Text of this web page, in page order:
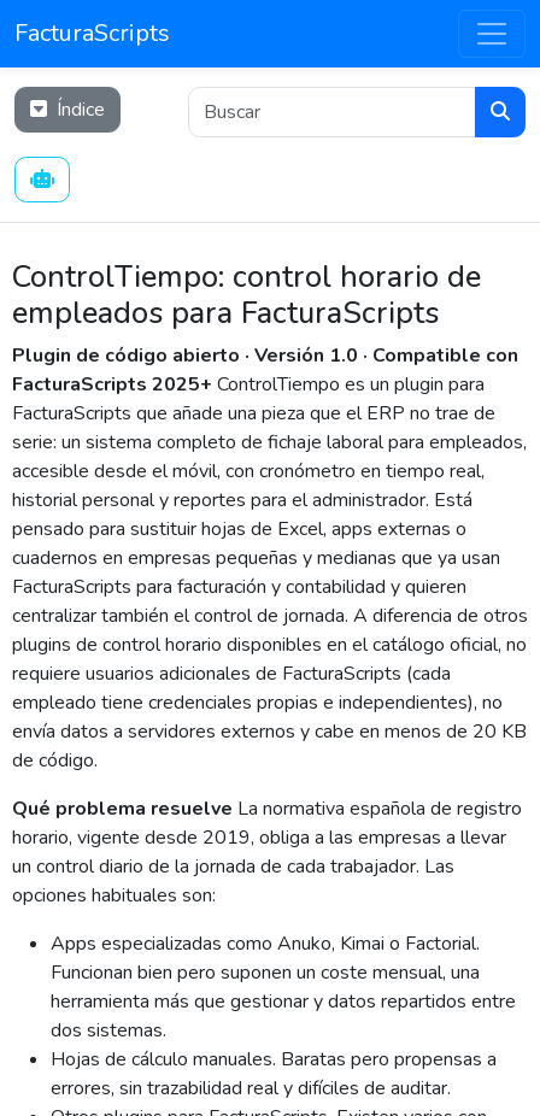
FacturaScripts
Índice
ControlTiempo: control horario de
empleados para FacturaScripts
Plugin de código abierto · Versión 1.0 · Compatible con
FacturaScripts 2025+ ControlTiempo es un plugin para
FacturaScripts que añade una pieza que el ERP no trae de
serie: un sistema completo de fichaje laboral para empleados,
accesible desde el móvil, con cronómetro en tiempo real,
historial personal y reportes para el administrador. Está
pensado para sustituir hojas de Excel, apps externas o
cuadernos en empresas pequeñas y medianas que ya usan
FacturaScripts para facturación y contabilidad y quieren
centralizar también el control de jornada. A diferencia de otros
plugins de control horario disponibles en el catálogo oficial, no
requiere usuarios adicionales de FacturaScripts (cada
empleado tiene credenciales propias e independientes), no
envía datos a servidores externos y cabe en menos de 20 KB
de código.
Qué problema resuelve La normativa española de registro
horario, vigente desde 2019, obliga a las empresas a llevar
un control diario de la jornada de cada trabajador. Las
opciones habituales son:
Apps especializadas como Anuko, Kimai o Factorial.
Funcionan bien pero suponen un coste mensual, una
herramienta más que gestionar y datos repartidos entre
dos sistemas.
Hojas de cálculo manuales. Baratas pero propensas a
errores, sin trazabilidad real y difíciles de auditar.